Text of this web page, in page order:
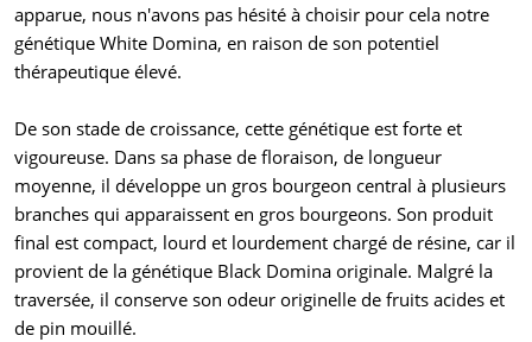
apparue, nous n'avons pas hésité à choisir pour cela notre
génétique White Domina, en raison de son potentiel
thérapeutique élevé.
De son stade de croissance, cette génétique est forte et
vigoureuse. Dans sa phase de floraison, de longueur
moyenne, il développe un gros bourgeon central à plusieurs
branches qui apparaissent en gros bourgeons. Son produit
final est compact, lourd et lourdement chargé de résine, car il
provient de la génétique Black Domina originale. Malgré la
traversée, il conserve son odeur originelle de fruits acides et
de pin mouillé.